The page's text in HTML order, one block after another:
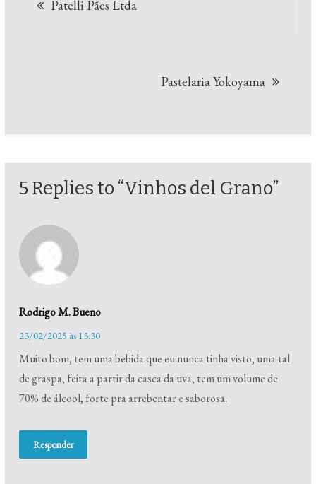
Patelli Pães Ltda
Pastelaria Yokoyama
5 Replies to “Vinhos del Grano”
Rodrigo M. Bueno
23/02/2025 às 13:30
Muito bom, tem uma bebida que eu nunca tinha visto, uma tal
de graspa, feita a partir da casca da uva, tem um volume de
70% de álcool, forte pra arrebentar e saborosa.
Responder